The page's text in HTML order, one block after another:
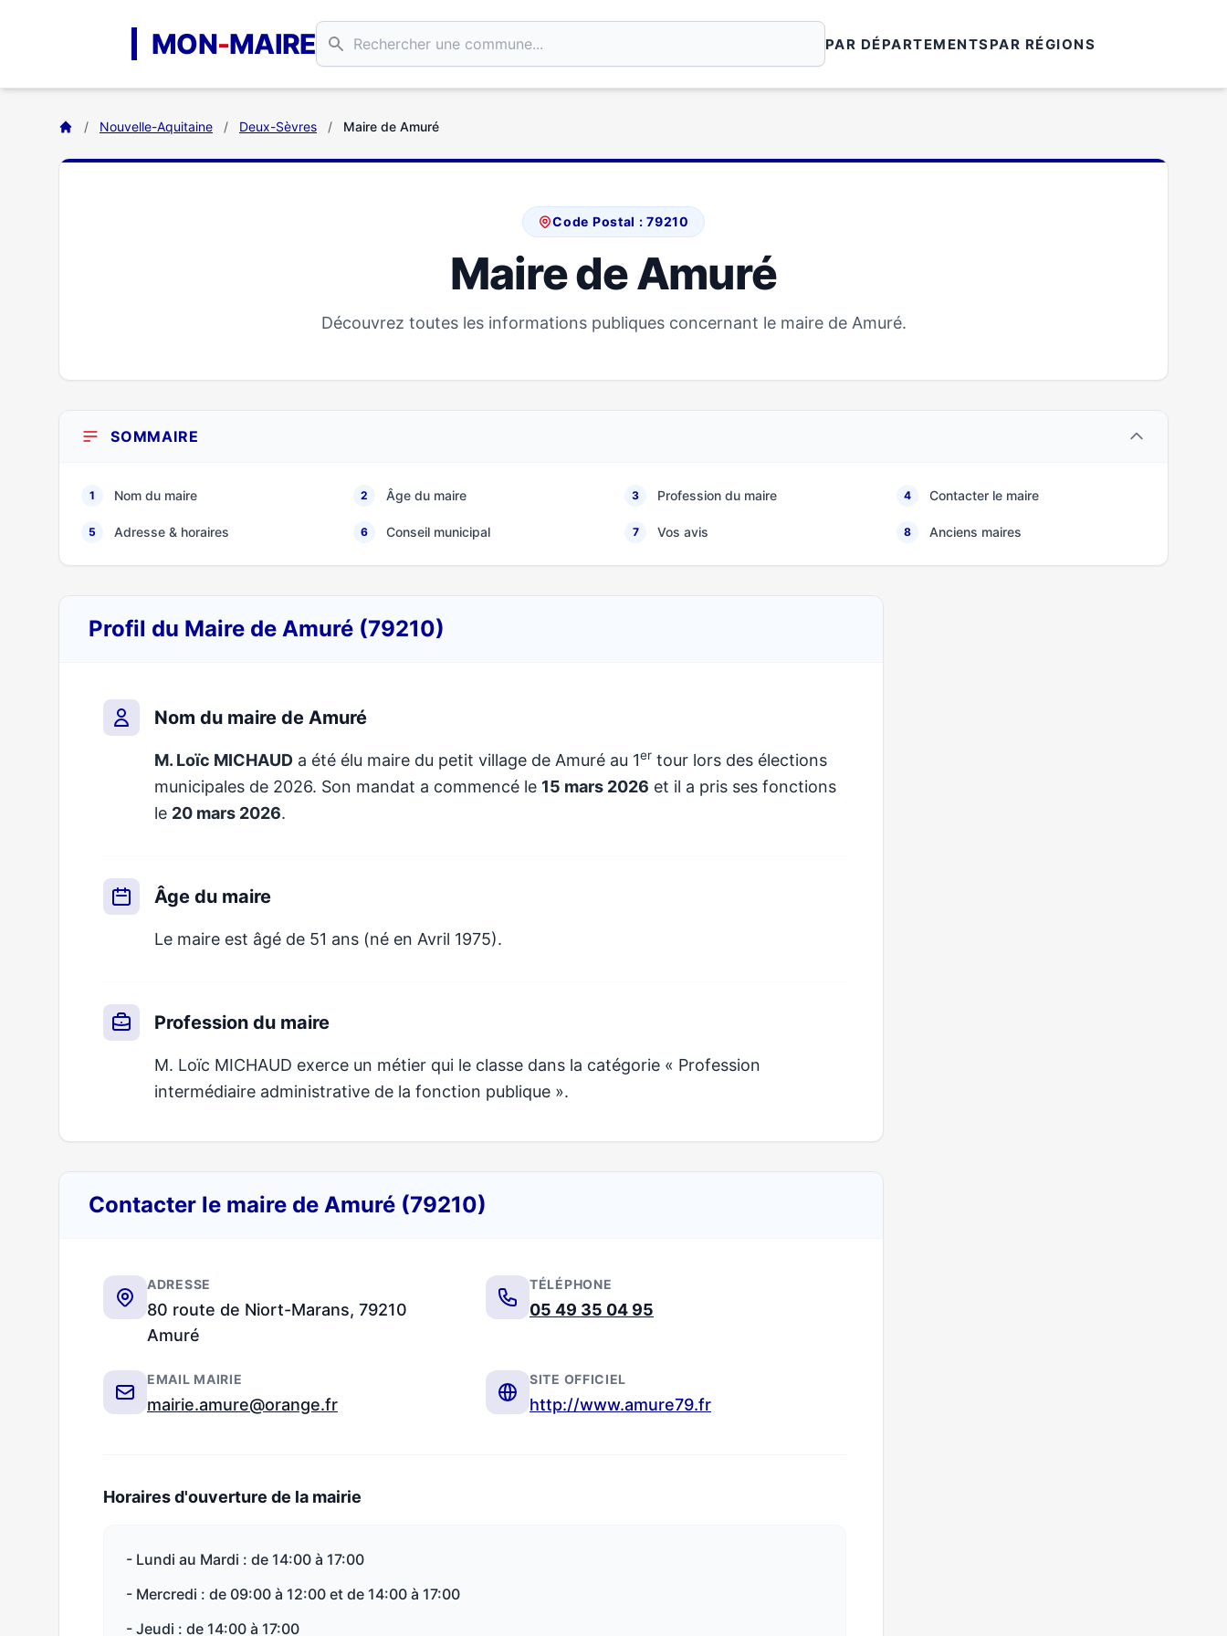
MON-MAIRE PAR DÉPARTEMENTSPAR RÉGIONS
/ Nouvelle-Aquitaine / Deux-Sèvres / Maire de Amuré
Code Postal : 79210
Maire de Amuré
Découvrez toutes les informations publiques concernant le maire de Amuré.
SOMMAIRE
1 Nom du maire 2 Âge du maire 3 Profession du maire 4 Contacter le maire
5 Adresse & horaires 6 Conseil municipal 7 Vos avis 8 Anciens maires
Profil du Maire de Amuré (79210)
Nom du maire de Amuré
M. Loïc MICHAUD a été élu maire du petit village de Amuré au 1er tour lors des élections
municipales de 2026. Son mandat a commencé le 15 mars 2026 et il a pris ses fonctions
le 20 mars 2026.
Âge du maire
Le maire est âgé de 51 ans (né en Avril 1975).
Profession du maire
M. Loïc MICHAUD exerce un métier qui le classe dans la catégorie « Profession
intermédiaire administrative de la fonction publique ».
Contacter le maire de Amuré (79210)
ADRESSE
80 route de Niort-Marans, 79210
Amuré
TÉLÉPHONE
05 49 35 04 95
EMAIL MAIRIE
mairie.amure@orange.fr
SITE OFFICIEL
http://www.amure79.fr
Horaires d'ouverture de la mairie
- Lundi au Mardi : de 14:00 à 17:00
- Mercredi : de 09:00 à 12:00 et de 14:00 à 17:00
- Jeudi : de 14:00 à 17:00